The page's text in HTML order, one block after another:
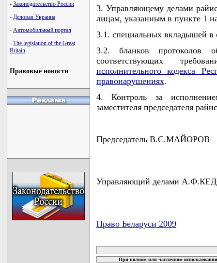
- Законодательство России
- Деловая Украина
- Автомобильный портал
- The legislation of the Great
Britain
Правовые новости
3. Управляющему делами
лицам, указанным в пункте 1
3.1. специальных вкладышей в
3.2. бланков протоколов
соответствующих
исполнительного кодекса
правонарушениях.
4. Контроль за
заместителя председателя
Председатель В.С.МАЙОРОВ
Управляющий делами
Право Беларуси 2009
При полном или частичном